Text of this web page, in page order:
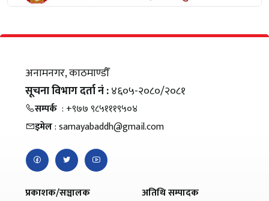
अनामनगर, काठमाण्डौँ
सूचना विभाग दर्ता नं :४६०५-२०८०/२०८१
सम्पर्क : +९७७ ९८५१११९५०४
इमेल: samayabaddh@gmail.com
प्रकाशक/सञ्चालक
अतिथि सम्पादक